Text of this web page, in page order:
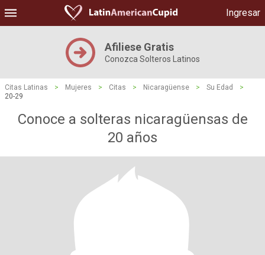
Ingresar
Afiliese Gratis
Conozca Solteros Latinos
Citas Latinas > Mujeres > Citas > Nicaragüense > Su Edad
>
20-29
Conoce a solteras nicaragüensas de
20 años